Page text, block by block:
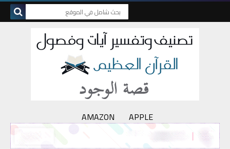
AMAZON APPLE